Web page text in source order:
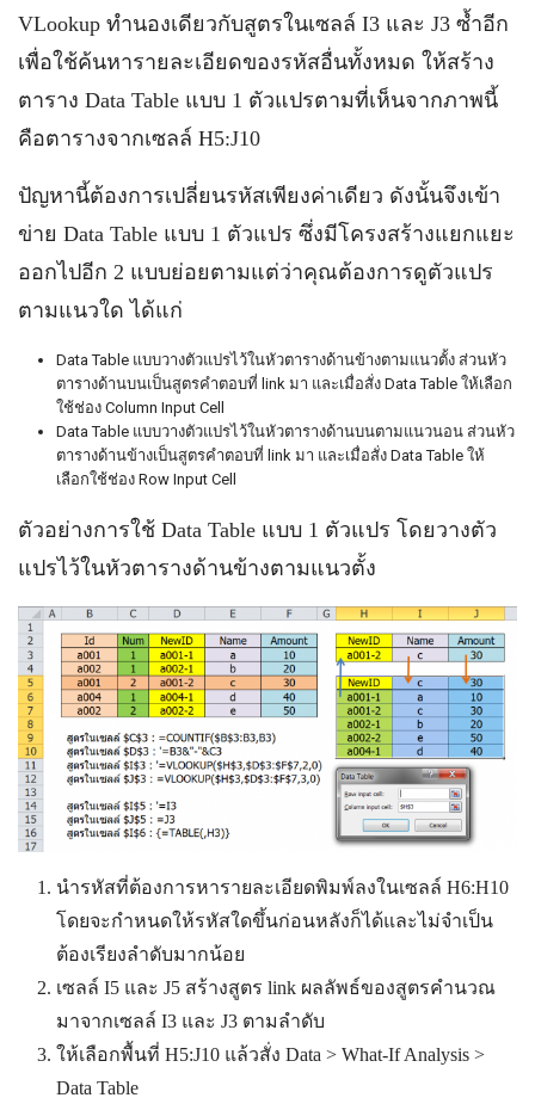
VLookup ทำนองเดียวกับสูตรในเซลล์ I3 และ J3 ซ้ำอีก
เพื่อใช้ค้นหารายละเอียดของรหัสอื่นทั้งหมด ให้สร้าง
ตาราง Data Table แบบ 1 ตัวแปรตามที่เห็นจากภาพนี้
คือตารางจากเซลล์ H5:J10
ปัญหานี้ต้องการเปลี่ยนรหัสเพียงค่าเดียว ดังนั้นจึงเข้า
ข่าย Data Table แบบ 1 ตัวแปร ซึ่งมีโครงสร้างแยกแยะ
ออกไปอีก 2 แบบย่อยตามแต่ว่าคุณต้องการดูตัวแปร
ตามแนวใด ได้แก่
Data Table แบบวางตัวแปรไว้ในหัวตารางด้านข้างตามแนวตั้ง ส่วนหัว
ตารางด้านบนเป็นสูตรคำตอบที่ link มา และเมื่อสั่ง Data Table ให้เลือก
ใช้ช่อง Column Input Cell
Data Table แบบวางตัวแปรไว้ในหัวตารางด้านบนตามแนวนอน ส่วนหัว
ตารางด้านข้างเป็นสูตรคำตอบที่ link มา และเมื่อสั่ง Data Table ให้
เลือกใช้ช่อง Row Input Cell
ตัวอย่างการใช้ Data Table แบบ 1 ตัวแปร โดยวางตัว
แปรไว้ในหัวตารางด้านข้างตามแนวตั้ง
นำรหัสที่ต้องการหารายละเอียดพิมพ์ลงในเซลล์ H6:H10
โดยจะกำหนดให้รหัสใดขึ้นก่อนหลังก็ได้และไม่จำเป็น
ต้องเรียงลำดับมากน้อย
เซลล์ I5 และ J5 สร้างสูตร link ผลลัพธ์ของสูตรคำนวณ
มาจากเซลล์ I3 และ J3 ตามลำดับ
ให้เลือกพื้นที่ H5:J10 แล้วสั่ง Data > What-If Analysis >
Data Table